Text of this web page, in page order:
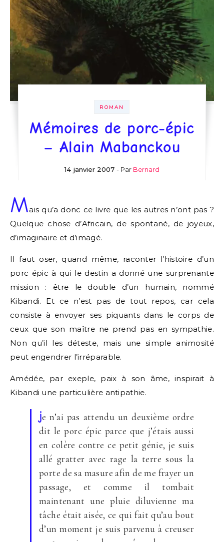
ROMAN
Mémoires de porc-épic
– Alain Mabanckou
14 janvier 2007 - Par Bernard
Mais qu’a donc ce livre que les autres n’ont pas ?
Quelque chose d’Africain, de spontané, de joyeux,
d’imaginaire et d’imagé.
Il faut oser, quand même, raconter l’histoire d’un
porc épic à qui le destin a donné une surprenante
mission : être le double d’un humain, nommé
Kibandi. Et ce n’est pas de tout repos, car cela
consiste à envoyer ses piquants dans le corps de
ceux que son maître ne prend pas en sympathie.
Non qu’il les déteste, mais une simple animosité
peut engendrer l’irréparable.
Amédée, par exeple, paix à son âme, inspirait à
Kibandi une particulière antipathie.
je n’ai pas attendu un deuxième ordre
dit le porc épic parce que j’étais aussi
en colère contre ce petit génie, je suis
allé gratter avec rage la terre sous la
porte de sa masure afin de me frayer un
passage, et comme il tombait
maintenant une pluie diluvienne ma
tâche était aisée, ce qui fait qu’au bout
d’un moment je suis parvenu à creuser